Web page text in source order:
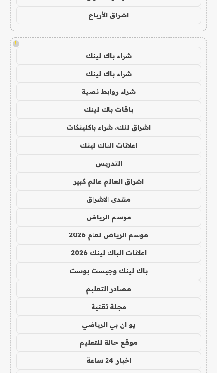
اشراق الأرباح
!
شراء باك لينك
شراء باك لينك
شراء روابط نصية
باقات باك لينك
اشراق لنك، شراء باكلينكات
اعلانات الباك لينك
التدريس
اشراق العالم عالم كبير
منتدى الاشراق
موسم الرياض
موسم الرياض لعام 2026
اعلانات الباك لينك 2026
باك لينك وجيست بوست
مصادر التعليم
مجلة تقنية
يو ان بي الرياضي
موقع حالة للتعليم
اخبار 24 ساعة